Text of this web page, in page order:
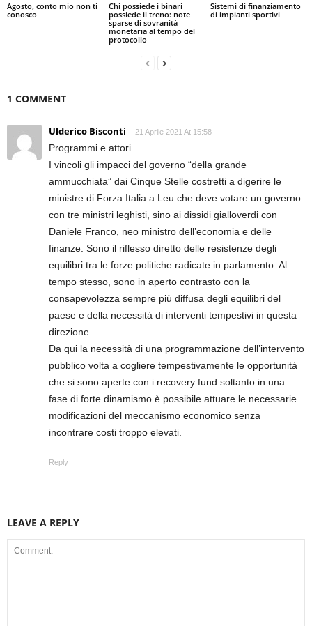
Agosto, conto mio non ti
conosco
Chi possiede i binari
possiede il treno: note
sparse di sovranità
monetaria al tempo del
protocollo
Sistemi di finanziamento
di impianti sportivi
1 COMMENT
Ulderico Bisconti 21 Aprile 2021 At 15:58
Programmi e attori…
I vincoli gli impacci del governo “della grande
ammucchiata” dai Cinque Stelle costretti a digerire le
ministre di Forza Italia a Leu che deve votare un governo
con tre ministri leghisti, sino ai dissidi gialloverdi con
Daniele Franco, neo ministro dell’economia e delle
finanze. Sono il riflesso diretto delle resistenze degli
equilibri tra le forze politiche radicate in parlamento. Al
tempo stesso, sono in aperto contrasto con la
consapevolezza sempre più diffusa degli equilibri del
paese e della necessità di interventi tempestivi in questa
direzione.
Da qui la necessità di una programmazione dell’intervento
pubblico volta a cogliere tempestivamente le opportunità
che si sono aperte con i recovery fund soltanto in una
fase di forte dinamismo è possibile attuare le necessarie
modificazioni del meccanismo economico senza
incontrare costi troppo elevati.
Reply
LEAVE A REPLY